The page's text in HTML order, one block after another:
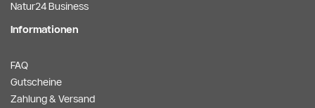
Natur24 Business
Informationen
FAQ
Gutscheine
Zahlung & Versand